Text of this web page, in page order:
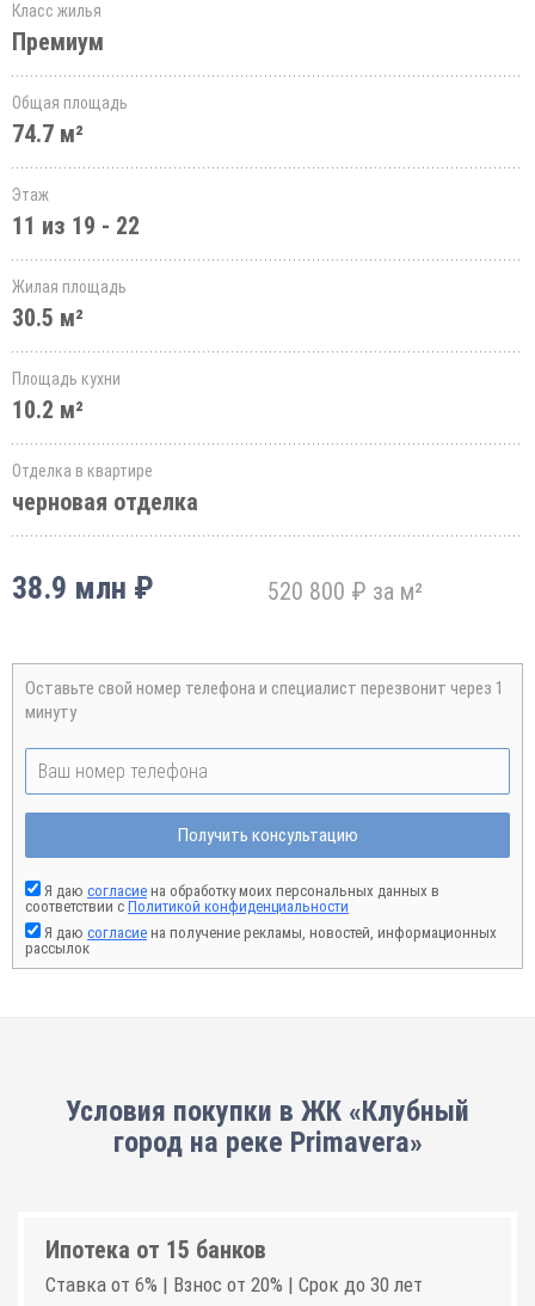
Класс жилья
Премиум
Общая площадь
74.7 м²
Этаж
11 из 19 - 22
Жилая площадь
30.5 м²
Площадь кухни
10.2 м²
Отделка в квартире
черновая отделка
38.9 млн ₽ 520 800 ₽ за м²
Оставьте свой номер телефона и специалист перезвонит через 1
минуту
Получить консультацию
Я даю согласие на обработку моих персональных данных в
соответствии с Политикой конфиденциальности
Я даю согласие на получение рекламы, новостей, информационных
рассылок
Условия покупки в ЖК «Клубный
город на реке Primavera»
Ипотека от 15 банков
Ставка от 6% | Взнос от 20% | Срок до 30 лет